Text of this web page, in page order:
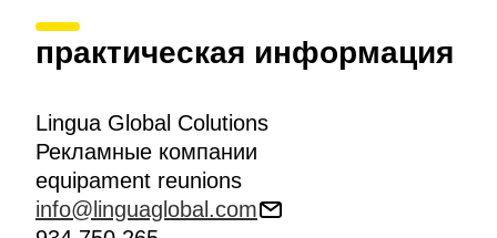
практическая информация
Lingua Global Colutions
Рекламные компании
equipament reunions
info@linguaglobal.com